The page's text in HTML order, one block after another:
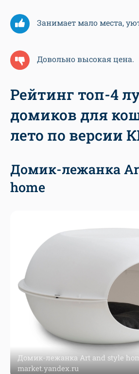
Занимает мало места,
Довольно высокая цена.
Рейтинг топ-4
домиков для
лето по версии
Домик-лежанка
home
Домик-лежанка Art and style
market.yandex.ru